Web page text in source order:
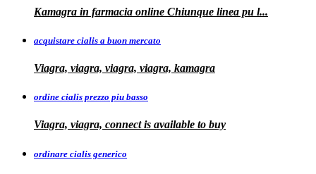
Kamagra in farmacia online Chiunque linea pu l...
acquistare cialis a buon mercato
Viagra, viagra, viagra, viagra, kamagra
ordine cialis prezzo piu basso
Viagra, viagra, connect is available to buy
ordinare cialis generico